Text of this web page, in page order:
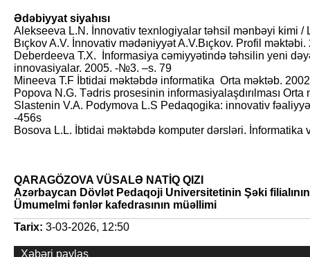
Ədəbiyyat siyahısı
Alekseeva L.N. İnnovativ texnlogiyalar təhsil mənbəyi kimi
Bıçkov A.V. İnnovativ mədəniyyət A.V.Bıçkov. Profil
Deberdeeva T.X. İnformasiya cəmiyyətində təhsilin yeni
innovasiyalar. 2005. -№3. –s. 79
Mineeva T.F İbtidai məktəbdə informatika Orta məktəb.
Popova N.G. Tədris prosesinin informasiyalaşdırılması
Slastenin V.A. Podymova L.S Pedaqogika: innovativ
-456s
Bosova L.L. İbtidai məktəbdə komputer dərsləri.
QARAGÖZOVA VÜSALƏ NATİQ QIZI
Azərbaycan Dövlət Pedaqoji Universitetinin Şəki filialının
Ümumelmi fənlər kafedrasının müəllimi
Tarix: 3-03-2026, 12:50
Xəbəri paylaş